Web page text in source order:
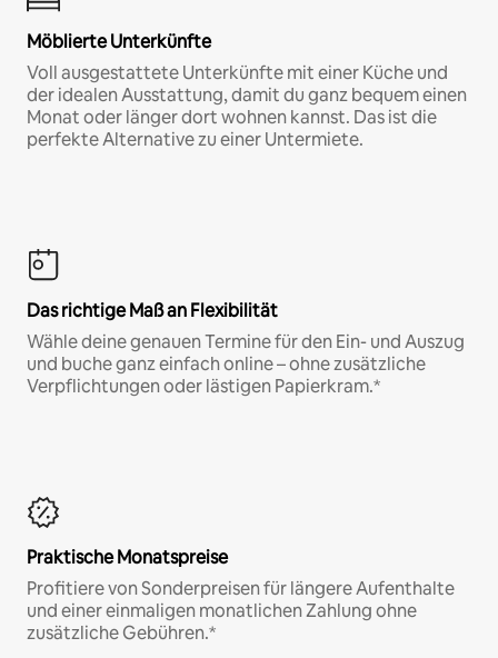
Möblierte Unterkünfte
Voll ausgestattete Unterkünfte mit einer Küche und
der idealen Ausstattung, damit du ganz bequem einen
Monat oder länger dort wohnen kannst. Das ist die
perfekte Alternative zu einer Untermiete.
Das richtige Maß an Flexibilität
Wähle deine genauen Termine für den Ein- und Auszug
und buche ganz einfach online – ohne zusätzliche
Verpflichtungen oder lästigen Papierkram.*
Praktische Monatspreise
Profitiere von Sonderpreisen für längere Aufenthalte
und einer einmaligen monatlichen Zahlung ohne
zusätzliche Gebühren.*